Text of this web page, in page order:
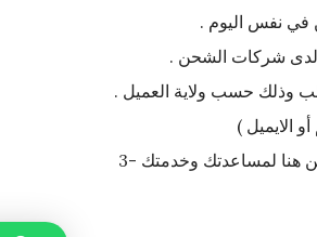
في نفس اليوم .
لدى شركات الشحن .
الايميل )